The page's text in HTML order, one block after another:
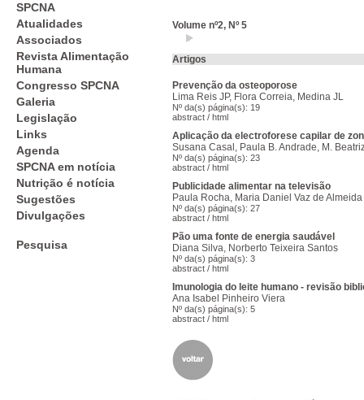
SPCNA
Atualidades
Associados
Revista Alimentação
Humana
Congresso SPCNA
Galeria
Legislação
Links
Agenda
SPCNA em notícia
Nutrição é notícia
Sugestões
Divulgações
Pesquisa
Volume nº2, Nº 5
Artigos
Prevenção da osteoporose
Lima Reis JP, Flora Correia, Medina JL
Nº da(s) página(s): 19
abstract / html
Aplicação da electroforese capilar de
Susana Casal, Paula B. Andrade, M.
Nº da(s) página(s): 23
abstract / html
Publicidade alimentar na televisão
Paula Rocha, Maria Daniel Vaz de Almeida
Nº da(s) página(s): 27
abstract / html
Pão uma fonte de energia saudável
Diana Silva, Norberto Teixeira Santos
Nº da(s) página(s): 3
abstract / html
Imunologia do leite humano - revisão
Ana Isabel Pinheiro Viera
Nº da(s) página(s): 5
abstract / html